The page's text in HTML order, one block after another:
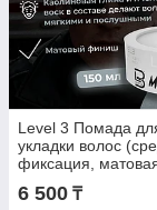
Level 3 Помада
укладки волос
фиксация,
Putty (150 мл)
6 500 ₸